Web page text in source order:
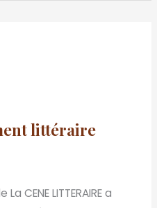
littéraire
CENE LITTERAIRE a